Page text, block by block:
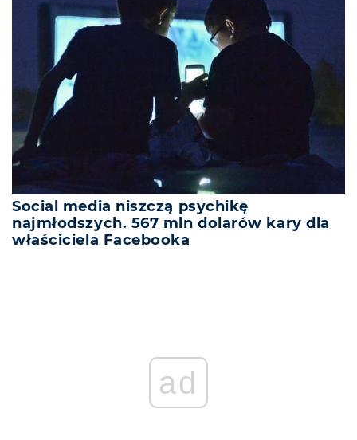
Social media niszczą psychikę
najmłodszych. 567 mln dolarów kary dla
właściciela Facebooka
ad